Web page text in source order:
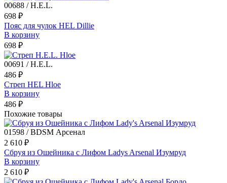
00688 / H.E.L.
698 ₽
Пояс для чулок HEL Dillie
В корзину
698 ₽
00691 / H.E.L.
486 ₽
Стреп HEL Hloe
В корзину
486 ₽
Похожие товары
01598 / BDSM Арсенал
2 610 ₽
Сбруя из Ошейника с Лифом Ladys Arsenal Изумруд
В корзину
2 610 ₽